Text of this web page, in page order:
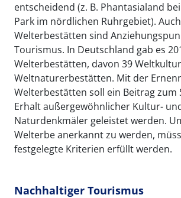
entscheidend (z. B. Phantasialand
Park im nördlichen Ruhrgebiet). Auch
Welterbestätten sind
Tourismus. In Deutschland gab es
Welterbestätten, davon 39
Weltnaturerbestätten. Mit der
Welterbestätten soll ein Beitrag zum
Erhalt außergewöhnlicher Kultur-
Naturdenkmäler geleistet werden.
Welterbe anerkannt zu werden,
festgelegte Kriterien erfüllt werden.
Nachhaltiger Tourismus